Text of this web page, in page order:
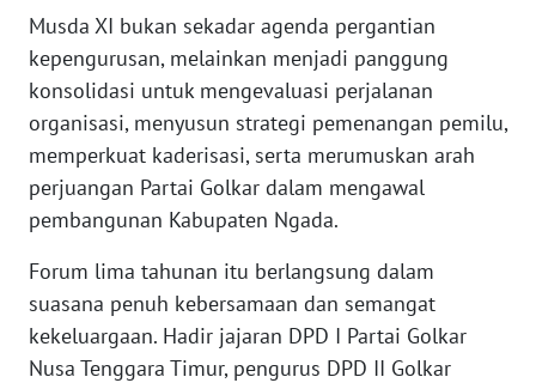
Musda XI bukan sekadar agenda pergantian
kepengurusan, melainkan menjadi panggung
konsolidasi untuk mengevaluasi perjalanan
organisasi, menyusun strategi pemenangan pemilu,
memperkuat kaderisasi, serta merumuskan arah
perjuangan Partai Golkar dalam mengawal
pembangunan Kabupaten Ngada.
Forum lima tahunan itu berlangsung dalam
suasana penuh kebersamaan dan semangat
kekeluargaan. Hadir jajaran DPD I Partai Golkar
Nusa Tenggara Timur, pengurus DPD II Golkar
WN
BANTEN
WN
NTT
KEPRI
WN
PAPUA